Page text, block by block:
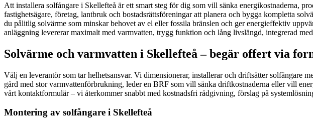
Att installera solfångare i Skellefteå är ett smart steg för dig som vill sänka energikostnaderna,
fastighetsägare, företag, lantbruk och bostadsrättsföreningar att planera och bygga kompletta
du pålitlig solvärme som minskar behovet av el eller fossila bränslen och ger energieffektiv
anläggning levererar maximalt med varmvatten, trygg funktion och lång livslängd, integrerad
Solvärme och varmvatten i Skellefteå – begär offert via
Välj en leverantör som tar helhetsansvar. Vi dimensionerar, installerar och driftsätter solfångare
gård med stor varmvattenförbrukning, leder en BRF som vill sänka driftkostnaderna eller vill
vårt kontaktformulär – vi återkommer snabbt med kostnadsfri rådgivning, förslag på
Montering av solfångare i Skellefteå